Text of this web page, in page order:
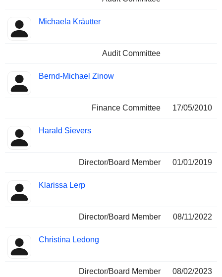
Michaela Kräutter
Audit Committee
Bernd-Michael Zinow
Finance Committee 17/05/2010
Harald Sievers
Director/Board Member 01/01/2019
Klarissa Lerp
Director/Board Member 08/11/2022
Christina Ledong
Director/Board Member 08/02/2023